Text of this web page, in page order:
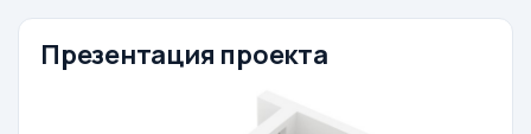
Презентация проекта